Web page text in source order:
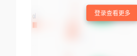
登录查看更多